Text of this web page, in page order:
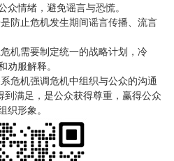
众情绪，避免谣言与恐慌。
止危机发生期间谣言传播、流言
需要制定统一的战略计划，冷
劝服解释。
机强调危机中组织与公众的沟通
到满足，是公众获得尊重，赢得公众
织形象。